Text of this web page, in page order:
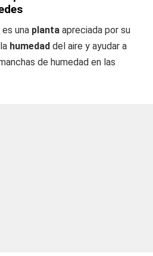
una planta apreciada por su
humedad del aire y ayudar a
de humedad en las